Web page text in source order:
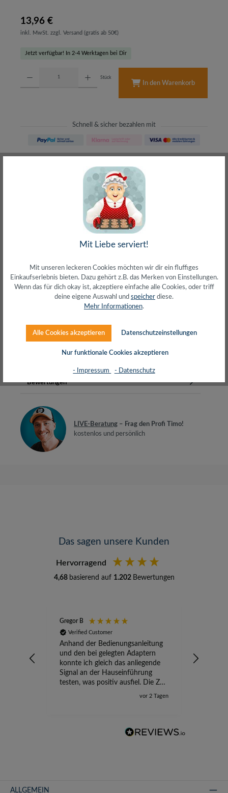
13,96 €
inkl. MwSt. zzgl. Versand (gratis ab 50€)
Jetzt verfügbar! In 2-4 Werktagen bei Dir
Stück
In den Warenkorb
Schnell & sicher bezahlen mit
meist direkt aus Waiblingen
30 Tage Rückgaberecht
ohne Risiko bestellen
– Frag den Profi!
kostenlos und persönlich
Über 20+ Jahre Erfahrung
wir wissen von was wir sprechen
komfortablere Betrachtung…
Bewertungen
LIVE-Beratung – Frag den Profi Timo!
kostenlos und persönlich
Das sagen unsere Kunden
Hervorragend
4,68 basierend auf 1.202 Bewertungen
Gregor B
Verified Customer
Anhand der Bedienungsanleitung
und den bei gelegten Adaptern
konnte ich gleich das anliegende
Signal an der Hauseinführung
testen, was positiv ausfiel. Die Zeit
der Ungewissheit ist jetzt vorbei,
vor 2 Tagen
ALLGEMEIN
Mit Liebe serviert!
Mit unseren leckeren Cookies möchten wir dir ein fluffiges
Einkaufserlebnis bieten. Dazu gehört z.B. das Merken von Einstellungen.
Wenn das für dich okay ist, akzeptiere einfache alle Cookies, oder triff
deine eigene Auswahl und speicher diese.
Mehr Informationen.
Alle Cookies akzeptieren Datenschutzeinstellungen
Nur funktionale Cookies akzeptieren
- Impressum - Datenschutz